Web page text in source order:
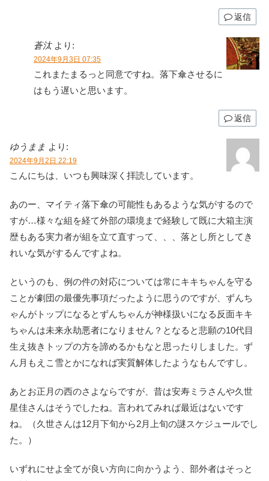
返信
蒼汰 より:
2024年9月3日 07:35
これまたまるっと同意ですね。落下傘させるに
はもう遅いと思います。
返信
ゆうまま より:
2024年9月2日 22:19
こんにちは、いつも興味深く拝読しています。
あのー、マイティ落下傘の可能性もあるような気がするので
すが…様々な組を経て外部の環境まで経験して既に大箱主演
歴もある実力者が組を立て直すって、、、落とし所としてき
れいな気がするんですよね。
というのも、例の件の対応については常にキキちゃんを守る
ことが劇団の最優先事項だったように思うのですが、ずんち
ゃんがトップになるとずんちゃんが神様扱いになる反面キキ
ちゃんは未来永劫悪者になりません？となると悲願の10代目
生え抜きトップの方を諦めるかもなと思ったりしました。ず
ん月もえこ雪とかになれば実質解体したようなもんですし。
あとお正月の西のさよならですが、昔は安寿ミラさんや久世
星佳さんはそうでしたね。言われてみれば最近はないです
ね。（久世さんは12月下旬から2月上旬の謎スケジュールでし
た。）
いずれにせよ全てが良い方向に向かうよう、部外者はそっと